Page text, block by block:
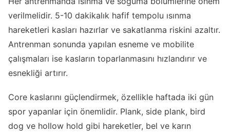
verilmelidir. 5-10 dakikalık hafif tempolu ısınma
hareketleri kasları hazırlar ve sakatlanma riskini azaltır.
Antrenman sonunda yapılan esneme ve mobilite
çalışmaları ise kasların toparlanmasını hızlandırır ve
esnekliği artırır.
Core kaslarını güçlendirmek, özellikle haftada iki gün
spor yapanlar için önemlidir. Plank, side plank, bird
dog ve hollow hold gibi hareketler, bel ve karın